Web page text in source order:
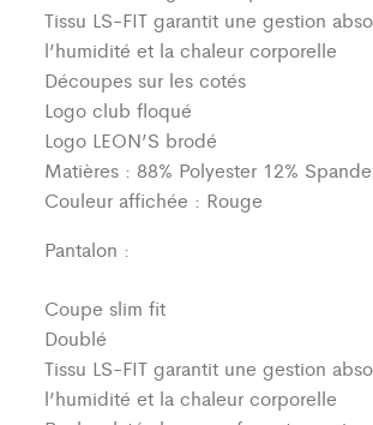
Tissu LS-FIT garantit une gestion
l’humidité et la chaleur corporelle
Découpes sur les cotés
Logo club floqué
Logo LEON’S brodé
Matières : 88% Polyester 12%
Couleur affichée : Rouge
Pantalon :
Coupe slim fit
Doublé
Tissu LS-FIT garantit une gestion
l’humidité et la chaleur corporelle